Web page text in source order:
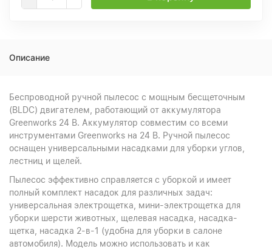
Описание
Беспроводной ручной пылесос с мощным бесщеточным
(BLDC) двигателем, работающий от аккумулятора
Greenworks 24 В. Аккумулятор совместим со всеми
инструментами Greenworks на 24 В. Ручной пылесос
оснащен универсальными насадками для уборки углов,
лестниц и щелей.
Пылесос эффективно справляется с уборкой и имеет
полный комплект насадок для различных задач:
универсальная электрощетка, мини-электрощетка для
уборки шерсти животных, щелевая насадка, насадка-
щетка, насадка 2-в-1 (удобна для уборки в салоне
автомобиля). Модель можно использовать и как